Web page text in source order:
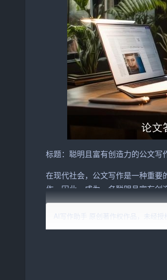
标题：聪明且富有创造力的公文写
在现代社会，公文写作是一种重
作。因此，成为一名聪明且富有创
首先，要成为一名聪明且富有创
其次，聪明且富有创造力的公文写
AI写作助手 原创著作权作品，未经